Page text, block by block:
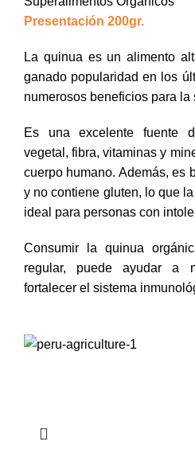
Presentación 200gr.
La quinua es un alimento
ganado popularidad en los
numerosos beneficios para la
Es una excelente fuente
vegetal, fibra, vitaminas y
cuerpo humano. Además, es
y no contiene gluten, lo que
ideal para personas con
Consumir la quinua
regular, puede ayudar a
fortalecer el sistema